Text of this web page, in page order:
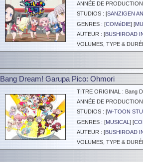
ANNÉE DE
STUDIOS : [SANZIGEN
GENRES : [COMéDIE] [
AUTEUR : [BUSHIROAD
VOLUMES, TYPE &
Bang Dream! Garupa Pico: Ohmori
TITRE ORIGINAL : Bang
ANNÉE DE
STUDIOS : [W-TOON
GENRES : [MUSICAL ] [
AUTEUR : [BUSHIROAD
VOLUMES, TYPE &